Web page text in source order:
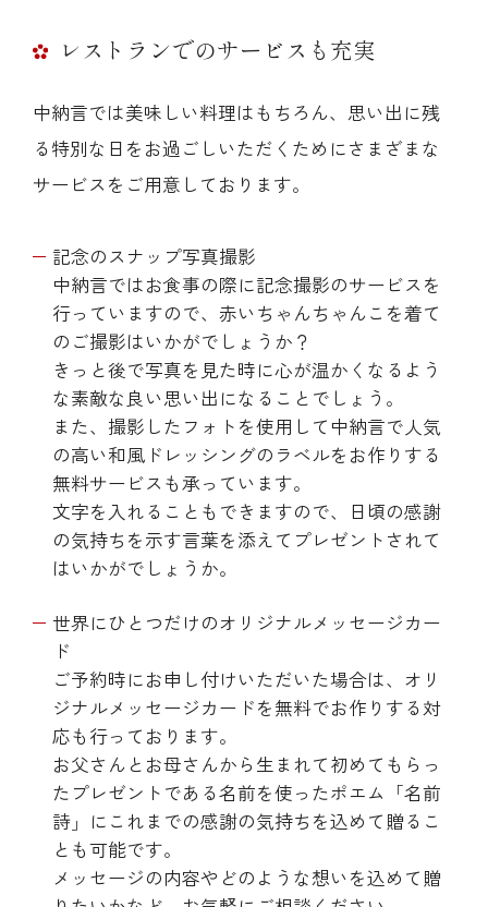
レストランでのサービスも充実
中納言では美味しい料理はもちろん、思い出に残
る特別な日をお過ごしいただくためにさまざまな
サービスをご用意しております。
記念のスナップ写真撮影
中納言ではお食事の際に記念撮影のサービスを
行っていますので、赤いちゃんちゃんこを着て
のご撮影はいかがでしょうか？
きっと後で写真を見た時に心が温かくなるよう
な素敵な良い思い出になることでしょう。
また、撮影したフォトを使用して中納言で人気
の高い和風ドレッシングのラベルをお作りする
無料サービスも承っています。
文字を入れることもできますので、日頃の感謝
の気持ちを示す言葉を添えてプレゼントされて
はいかがでしょうか。
世界にひとつだけのオリジナルメッセージカー
ド
ご予約時にお申し付けいただいた場合は、オリ
ジナルメッセージカードを無料でお作りする対
応も行っております。
お父さんとお母さんから生まれて初めてもらっ
たプレゼントである名前を使ったポエム「名前
詩」にこれまでの感謝の気持ちを込めて贈るこ
とも可能です。
メッセージの内容やどのような想いを込めて贈